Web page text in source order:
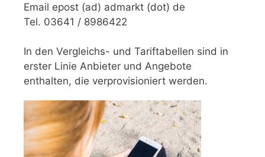
Email epost (ad) admarkt (dot) de
Tel. 03641 / 8986422
In den Vergleichs- und Tariftabellen sind in
erster Linie Anbieter und Angebote
enthalten, die verprovisioniert werden.